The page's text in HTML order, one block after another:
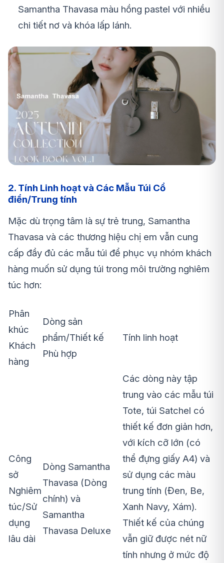
Samantha Thavasa màu hồng pastel với nhiều
chi tiết nơ và khóa lấp lánh.
2. Tính Linh hoạt và Các Mẫu Túi Cổ
điển/Trung tính
Mặc dù trọng tâm là sự trẻ trung, Samantha
Thavasa và các thương hiệu chị em vẫn cung
cấp đầy đủ các mẫu túi để phục vụ nhóm khách
hàng muốn sử dụng túi trong môi trường nghiêm
túc hơn:
Phân
khúc
Khách
hàng
Dòng sản
phẩm/Thiết kế
Phù hợp
Tính linh hoạt
Công
sở
Nghiêm
túc/Sử
dụng
lâu dài
Dòng Samantha
Thavasa (Dòng
chính) và
Samantha
Thavasa Deluxe
Các dòng này tập
trung vào các mẫu túi
Tote, túi Satchel có
thiết kế đơn giản hơn,
với kích cỡ lớn (có
thể đựng giấy A4) và
sử dụng các màu
trung tính (Đen, Be,
Xanh Navy, Xám).
Thiết kế của chúng
vẫn giữ được nét nữ
tính nhưng ở mức độ